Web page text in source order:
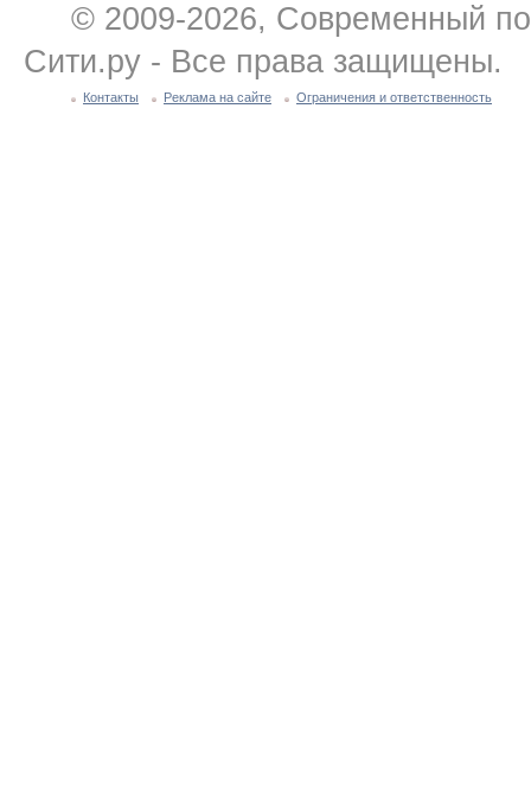
© 2009-2026, Современный
Сити.ру - Все права защищены.
Контакты Реклама на сайте Ограничения и ответственность